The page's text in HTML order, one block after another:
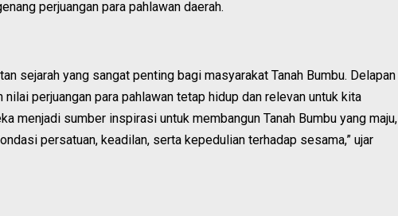
perjuangan para pahlawan daerah.
sejarah yang sangat penting bagi masyarakat Tanah Bumbu. Delapan
nilai perjuangan para pahlawan tetap hidup dan relevan untuk kita
menjadi sumber inspirasi untuk membangun Tanah Bumbu yang maju,
persatuan, keadilan, serta kepedulian terhadap sesama,” ujar